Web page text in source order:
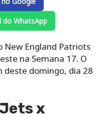
do WhatsApp
New England Patriots
na Semana 17. O
deste domingo, dia 28
x